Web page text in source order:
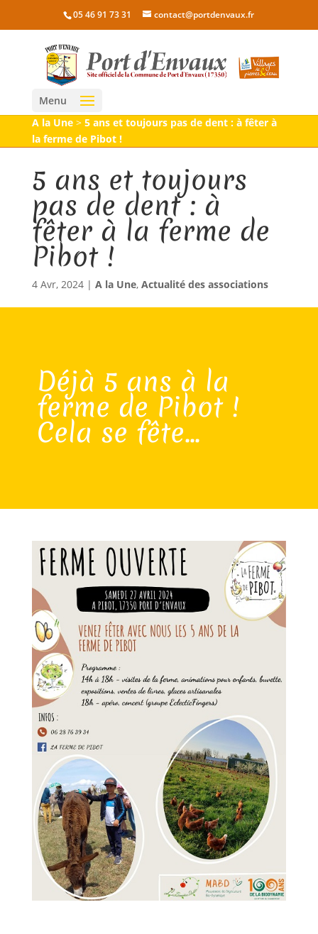
05 46 91 73 31 contact@portdenvaux.fr
Menu
A la Une> 5 ans et toujours pas de dent : à fêter à
la ferme de Pibot !
5 ans et toujours
pas de dent : à
fêter à la ferme de
Pibot !
4 Avr, 2024| A la Une, Actualité des associations
Déjà 5 ans à la
ferme de Pibot !
Cela se fête...